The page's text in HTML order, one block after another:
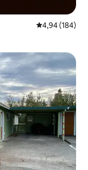
Средна
4,94 (184)